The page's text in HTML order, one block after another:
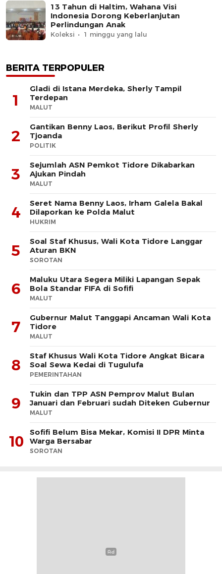
13 Tahun di Haltim, Wahana Visi
Indonesia Dorong Keberlanjutan
Perlindungan Anak
Koleksi 1 minggu yang lalu
BERITA TERPOPULER
1
Gladi di Istana Merdeka, Sherly Tampil
Terdepan
MALUT
2
Gantikan Benny Laos, Berikut Profil Sherly
Tjoanda
POLITIK
3
Sejumlah ASN Pemkot Tidore Dikabarkan
Ajukan Pindah
MALUT
4
Seret Nama Benny Laos, Irham Galela Bakal
Dilaporkan ke Polda Malut
HUKRIM
5
Soal Staf Khusus, Wali Kota Tidore Langgar
Aturan BKN
SOROTAN
6
Maluku Utara Segera Miliki Lapangan Sepak
Bola Standar FIFA di Sofifi
MALUT
7
Gubernur Malut Tanggapi Ancaman Wali Kota
Tidore
MALUT
8
Staf Khusus Wali Kota Tidore Angkat Bicara
Soal Sewa Kedai di Tugulufa
PEMERINTAHAN
9
Tukin dan TPP ASN Pemprov Malut Bulan
Januari dan Februari sudah Diteken Gubernur
MALUT
10
Sofifi Belum Bisa Mekar, Komisi II DPR Minta
Warga Bersabar
SOROTAN